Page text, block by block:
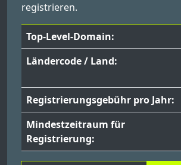
registrieren.
Top-Level-Domain:
Ländercode / Land:
Registrierungsgebühr pro Jahr:
Mindestzeitraum für
Registrierung: